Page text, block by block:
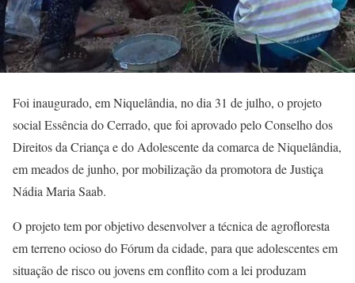
Foi inaugurado, em Niquelândia, no dia 31 de julho, o projeto
social Essência do Cerrado, que foi aprovado pelo Conselho dos
Direitos da Criança e do Adolescente da comarca de Niquelândia,
em meados de junho, por mobilização da promotora de Justiça
Nádia Maria Saab.
O projeto tem por objetivo desenvolver a técnica de agrofloresta
em terreno ocioso do Fórum da cidade, para que adolescentes em
situação de risco ou jovens em conflito com a lei produzam